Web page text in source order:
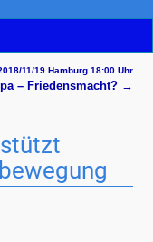
11/19 Hamburg 18:00 Uhr
– Friedensmacht? →